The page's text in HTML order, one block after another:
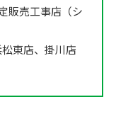
販売工事店（シ
東店、掛川店